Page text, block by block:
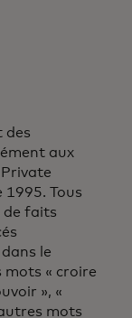
des
aux
Tous
de faits
le
mots « croire
», «
mots